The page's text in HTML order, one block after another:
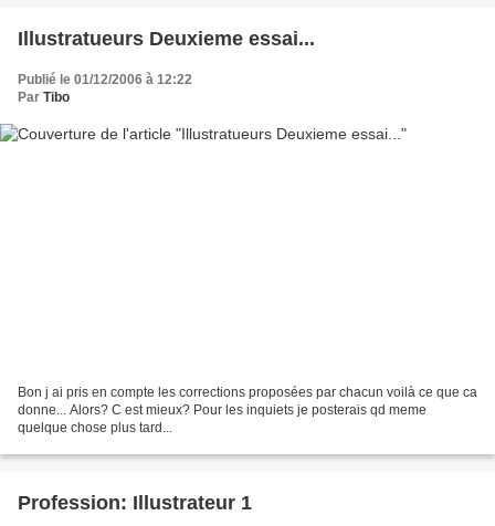
Illustratueurs Deuxieme essai...
Publié le 01/12/2006 à 12:22
Par Tibo
Bon j ai pris en compte les corrections proposées par chacun voilà ce que ca
donne... Alors? C est mieux? Pour les inquiets je posterais qd meme
quelque chose plus tard...
Profession: Illustrateur 1